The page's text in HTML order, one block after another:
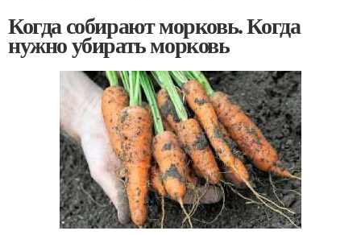
Когда собирают морковь. Когда
нужно убирать морковь